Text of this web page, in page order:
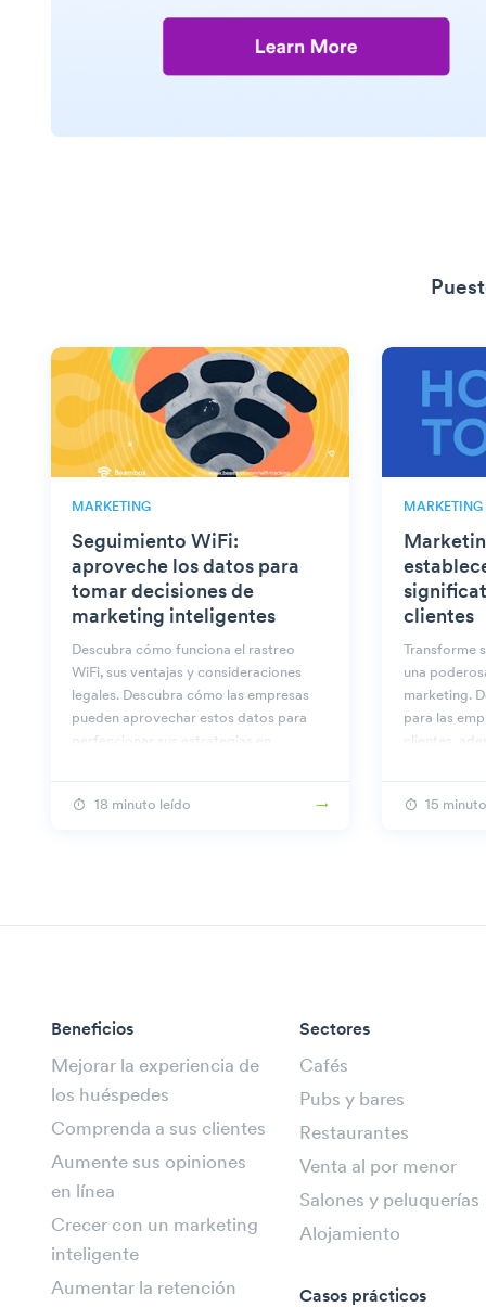
MARKETING
Seguimiento WiFi:
aproveche los datos para
tomar decisiones de
marketing inteligentes
Descubra cómo funciona el rastreo
WiFi, sus ventajas y consideraciones
legales. Descubra cómo las empresas
pueden aprovechar estos datos para
perfeccionar sus estrategias en
18 minuto leído
MARKETING
clientes
Transforme
una
marketing.
para las
clientes,
15
Beneficios
Mejorar la experiencia de
los huéspedes
Comprenda a sus clientes
Aumente sus opiniones
en línea
Crecer con un marketing
inteligente
Aumentar la retención
Sectores
Cafés
Pubs y bares
Restaurantes
Venta al por menor
Salones y peluquerías
Alojamiento
Casos prácticos